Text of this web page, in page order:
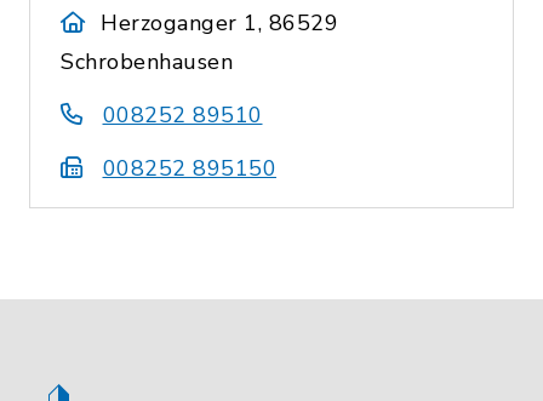
Herzoganger 1, 86529
Schrobenhausen
008252 89510
008252 895150